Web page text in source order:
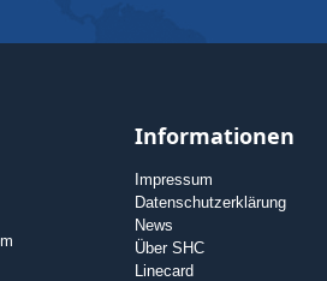
Informationen
Impressum
Datenschutzerklärung
News
Über SHC
Linecard